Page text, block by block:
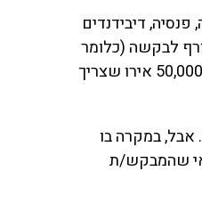
פנסיה, דיבידנדים
בת הזוג וב- 10,000 אירו נוספים לכל ילד המצורף לבקשה (כלומר
מתחת לגיל 25 ושעדיין נתמך). לחישוב הסכום הכולל של ההכנסה השנתית הנדרשת, ניתן לקחת בחשבון גם את הכנסת בן/בת הזוג וזאת בנוסף ל-50,000 אירו שצריך
אבל, במקרה בו
שהמבקש/ת